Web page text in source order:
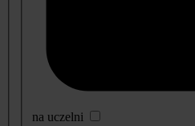
na uczelni